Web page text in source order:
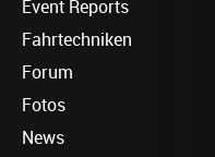
Event Reports
Fahrtechniken
Forum
Fotos
News